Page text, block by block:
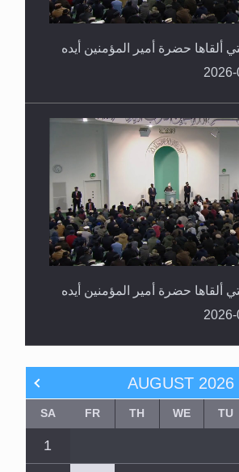
ألقاها حضرة أمير المؤمنين أيده
ألقاها حضرة أمير المؤمنين أيده
AUGUST 2026
TU
WE
TH
FR
SA
1